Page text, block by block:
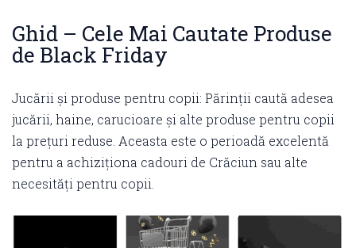
Ghid – Cele Mai Cautate Produse
de Black Friday
Jucării și produse pentru copii: Părinții caută adesea
jucării, haine, carucioare și alte produse pentru copii
la prețuri reduse. Aceasta este o perioadă excelentă
pentru a achiziționa cadouri de Crăciun sau alte
necesități pentru copii.